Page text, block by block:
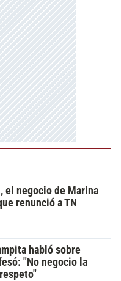
el negocio de Marina
renunció a TN
habló sobre
"No negocio la